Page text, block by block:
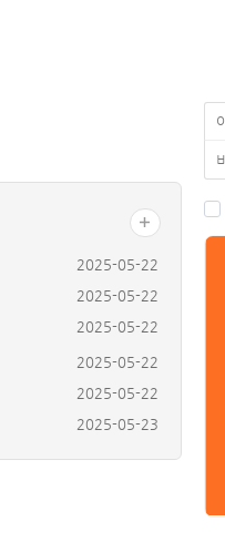
2025-05-22
2025-05-22
2025-05-23
2025-05-22
2025-05-22
2025-05-22